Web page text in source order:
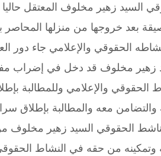
السيد زهير مخلوف المعتقل
23 أكتوبر 2009 إلى مراقبة لصيقة بعد خروجها من منزلها
الحقوقي والإعلامي جاء دور
زهير مخلوف قد دخل في إضراب
والإعلامي وللمطالبة
معه والمطالبة بإطلاق
الناشط الحقوقي السيد زهير مخلوف
وتمكينه من حقه في النشاط